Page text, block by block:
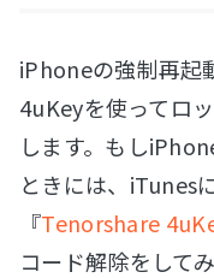
iPhoneの強制再起
4uKeyを使ってロ
します。もし
ときには、iTunes
『Tenorshare
コード解除をして